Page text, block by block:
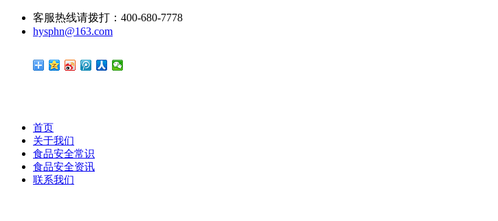
客服热线请拨打：400-680-7778
hysphn@163.com
首页
关于我们
食品安全常识
食品安全资讯
联系我们